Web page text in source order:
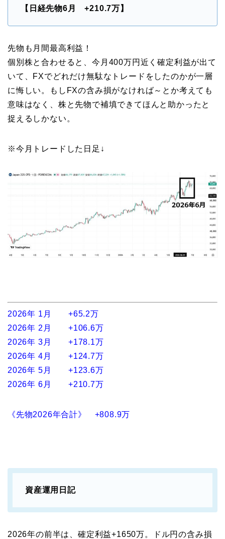
【日経先物6月 +210.7万】
先物も月間最高利益！
個別株と合わせると、今月400万円近く確定利益が出て
いて、FXでどれだけ無駄なトレードをしたのかが一層
に悔しい。もしFXの含み損がなければ～とか考えても
意味はなく、株と先物で補填できてほんと助かったと
捉えるしかない。
※今月トレードした日足↓
2026年 1月 +65.2万
2026年 2月 +106.6万
2026年 3月 +178.1万
2026年 4月 +124.7万
2026年 5月 +123.6万
2026年 6月 +210.7万
《先物2026年合計》 +808.9万
資産運用日記
2026年の前半は、確定利益+1650万。ドル円の含み損